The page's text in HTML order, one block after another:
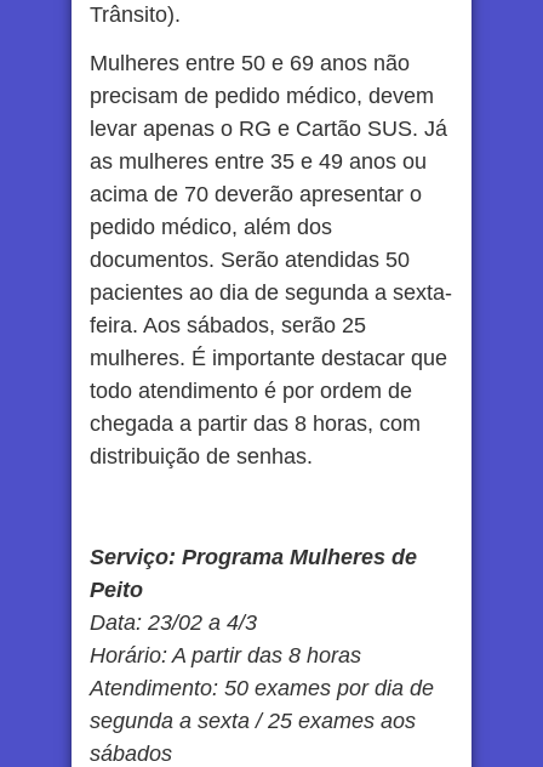
Trânsito).
Mulheres entre 50 e 69 anos não
precisam de pedido médico, devem
levar apenas o RG e Cartão SUS. Já
as mulheres entre 35 e 49 anos ou
acima de 70 deverão apresentar o
pedido médico, além dos
documentos. Serão atendidas 50
pacientes ao dia de segunda a sexta-
feira. Aos sábados, serão 25
mulheres. É importante destacar que
todo atendimento é por ordem de
chegada a partir das 8 horas, com
distribuição de senhas.
Serviço: Programa Mulheres de
Peito
Data: 23/02 a 4/3
Horário: A partir das 8 horas
Atendimento: 50 exames por dia de
segunda a sexta / 25 exames aos
sábados